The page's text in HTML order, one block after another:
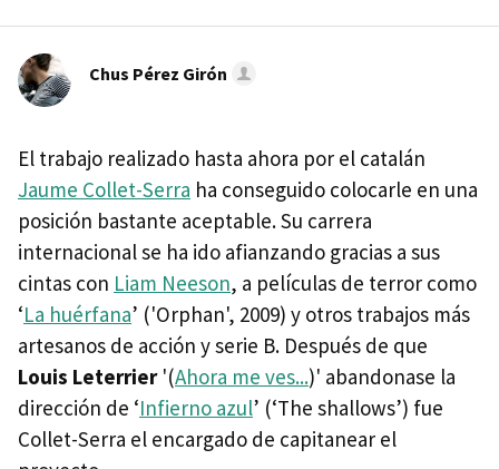
Chus Pérez Girón
El trabajo realizado hasta ahora por el catalán
Jaume Collet-Serra ha conseguido colocarle en una
posición bastante aceptable. Su carrera
internacional se ha ido afianzando gracias a sus
cintas con Liam Neeson, a películas de terror como
‘La huérfana’ ('Orphan', 2009) y otros trabajos más
artesanos de acción y serie B. Después de que
Louis Leterrier'(Ahora me ves...)' abandonase la
dirección de ‘Infierno azul’ (‘The shallows’) fue
Collet-Serra el encargado de capitanear el